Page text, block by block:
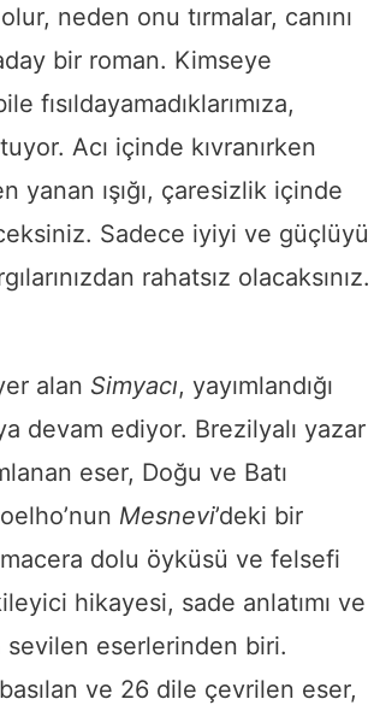
neden onu tırmalar, canını
bir roman. Kimseye
fısıldayamadıklarımıza,
Acı içinde kıvranırken
ışığı, çaresizlik içinde
Sadece iyiyi ve güçlüyü
rahatsız olacaksınız.
alan Simyacı, yayımlandığı
devam ediyor. Brezilyalı yazar
eser, Doğu ve Batı
Mesnevi’deki bir
dolu öyküsü ve felsefi
hikayesi, sade anlatımı ve
eserlerinden biri.
ve 26 dile çevrilen eser,